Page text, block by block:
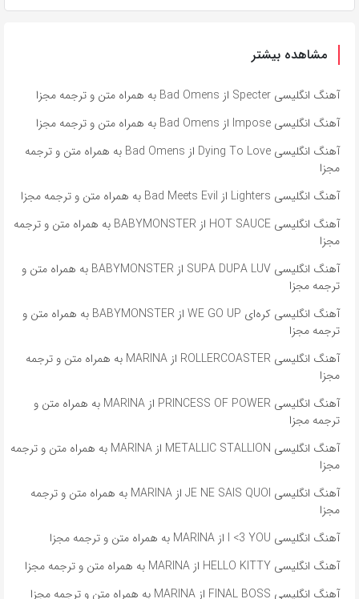
مشاهده بیشتر
آهنگ انگلیسی Specter از Bad Omens به همراه متن و ترجمه مجزا
آهنگ انگلیسی Impose از Bad Omens به همراه متن و ترجمه مجزا
آهنگ انگلیسی Dying To Love از Bad Omens به همراه متن و ترجمه
مجزا
آهنگ انگلیسی Lighters از Bad Meets Evil به همراه متن و ترجمه مجزا
آهنگ انگلیسی HOT SAUCE از BABYMONSTER به همراه متن و ترجمه
مجزا
آهنگ انگلیسی SUPA DUPA LUV از BABYMONSTER به همراه متن و
ترجمه مجزا
آهنگ انگلیسی کره‌ای WE GO UP از BABYMONSTER به همراه متن و
ترجمه مجزا
آهنگ انگلیسی ROLLERCOASTER از MARINA به همراه متن و ترجمه
مجزا
آهنگ انگلیسی PRINCESS OF POWER از MARINA به همراه متن و
ترجمه مجزا
آهنگ انگلیسی METALLIC STALLION از MARINA به همراه متن و ترجمه
مجزا
آهنگ انگلیسی JE NE SAIS QUOI از MARINA به همراه متن و ترجمه
مجزا
آهنگ انگلیسی I <3 YOU از MARINA به همراه متن و ترجمه مجزا
آهنگ انگلیسی HELLO KITTY از MARINA به همراه متن و ترجمه مجزا
آهنگ انگلیسی FINAL BOSS از MARINA به همراه متن و ترجمه مجزا